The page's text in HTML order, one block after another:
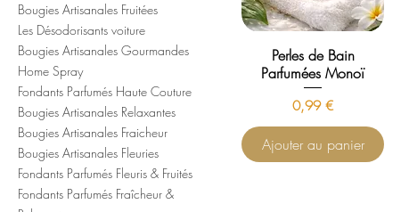
Bougies Artisanales Fruitées
Les Désodorisants voiture
Bougies Artisanales Gourmandes
Home Spray
Fondants Parfumés Haute Couture
Bougies Artisanales Relaxantes
Bougies Artisanales Fraicheur
Bougies Artisanales Fleuries
Fondants Parfumés Fleuris & Fruités
Fondants Parfumés Fraîcheur &
Perles de Bain
Parfumées Monoï
Prix
0,99 €
Ajouter au panier